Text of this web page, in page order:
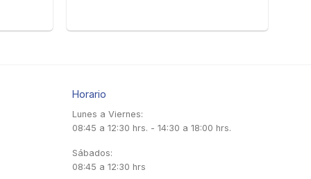
Horario
Lunes a Viernes:
08:45 a 12:30 hrs. - 14:30 a 18:00 hrs.
Sábados:
08:45 a 12:30 hrs